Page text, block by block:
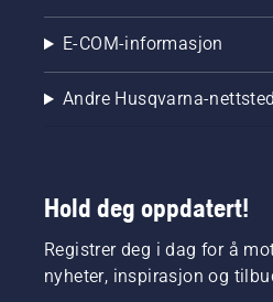
E-COM-informasjon
Andre Husqvarna-
Hold deg oppdatert!
Registrer deg i dag for å
nyheter, inspirasjon og